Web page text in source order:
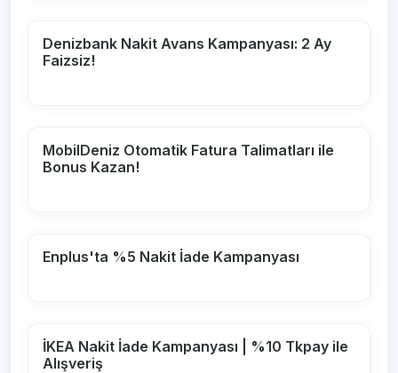
Denizbank Nakit Avans Kampanyası: 2 Ay
Faizsiz!
MobilDeniz Otomatik Fatura Talimatları ile
Bonus Kazan!
Enplus'ta %5 Nakit İade Kampanyası
İKEA Nakit İade Kampanyası | %10 Tkpay ile
Alışveriş